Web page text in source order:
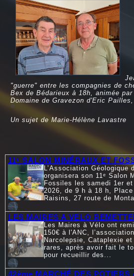
"guerre" entre les compagnies de
Bex de Bédarieux à 18h, animée
Domaine de Gravezon d'Eric
e
Un sujet de Marie-Hélène Lavastre
11ᵉ SALON MINÉRAUX ET
L’Association Géologique
organisera son 11ᵉ Salon
Fossiles les samedi 1er
2026, de 9 h à 18 h,
Raisins, 27 route de
LES MAIRES A VELO
Les Maires à Vélo ont
150€ à l'ANC,
Narcolepsie, Cataplexie et
rares, après avoir fait le
pour recueillir des...
42ème MARCHÉ DES POTIERS